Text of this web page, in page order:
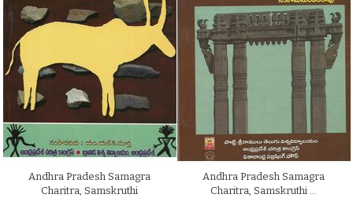
Andhra Pradesh Samagra
Charitra, Samskruthi
Andhra Pradesh Samagra
Charitra, Samskruthi …